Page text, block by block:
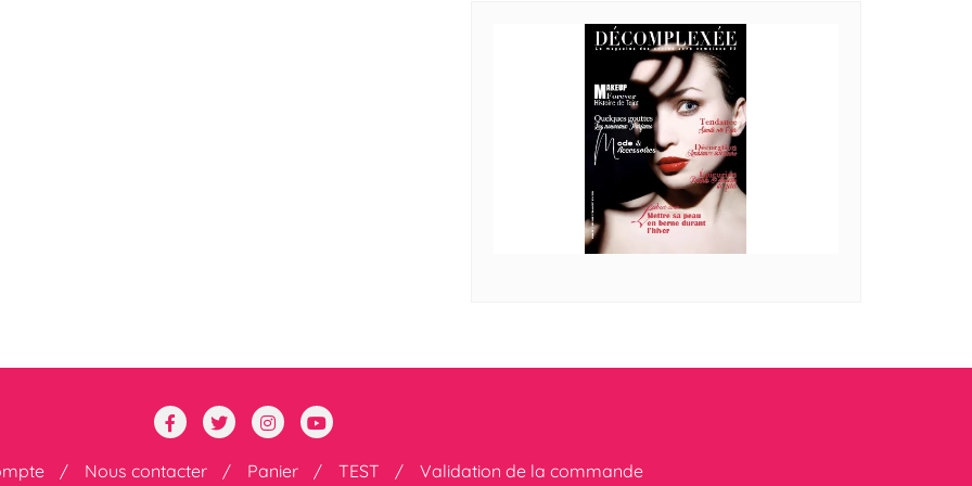
Nous contacter Panier TEST Validation de la commande